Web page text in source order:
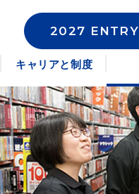
2027 ENTRY
キャリアと制度